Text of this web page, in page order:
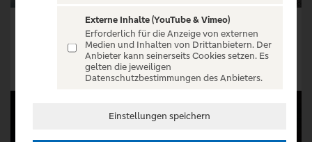
PTK – AUS AKTUELLEM ANLASS
Tickets ab € 29,99
Tickets ab € 29,95
Tickets
Externe Inhalte (YouTube & Vimeo)
Erforderlich für die Anzeige von externen
Medien und Inhalten von Drittanbietern. Der
Anbieter kann seinerseits Cookies setzen. Es
gelten die jeweiligen
Datenschutzbestimmungen des Anbieters.
Einstellungen speichern